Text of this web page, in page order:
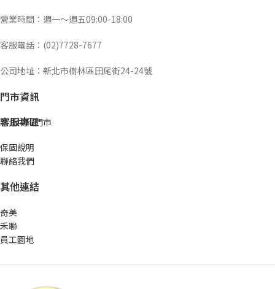
營業時間：週一～週五09:00-18:00
客服電話：(02)7728-7677
公司地址：新北市樹林區田尾街24-24號
門市資訊
新北中和門市
客服專區
保固說明
聯絡我們
其他連結
奇美
禾聯
員工園地